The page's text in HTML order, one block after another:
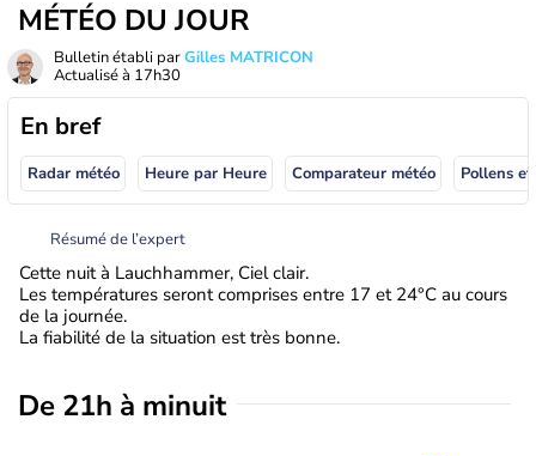
MÉTÉO DU JOUR
Bulletin établi parGilles MATRICON
Actualisé à 17h30
En bref
Radar météo Heure par Heure Comparateur météo Pollens
Résumé de l’expert
Cette nuit à Lauchhammer, Ciel clair.
Les températures seront comprises entre 17 et 24°C au cours
de la journée.
La fiabilité de la situation est très bonne.
De 21h à minuit